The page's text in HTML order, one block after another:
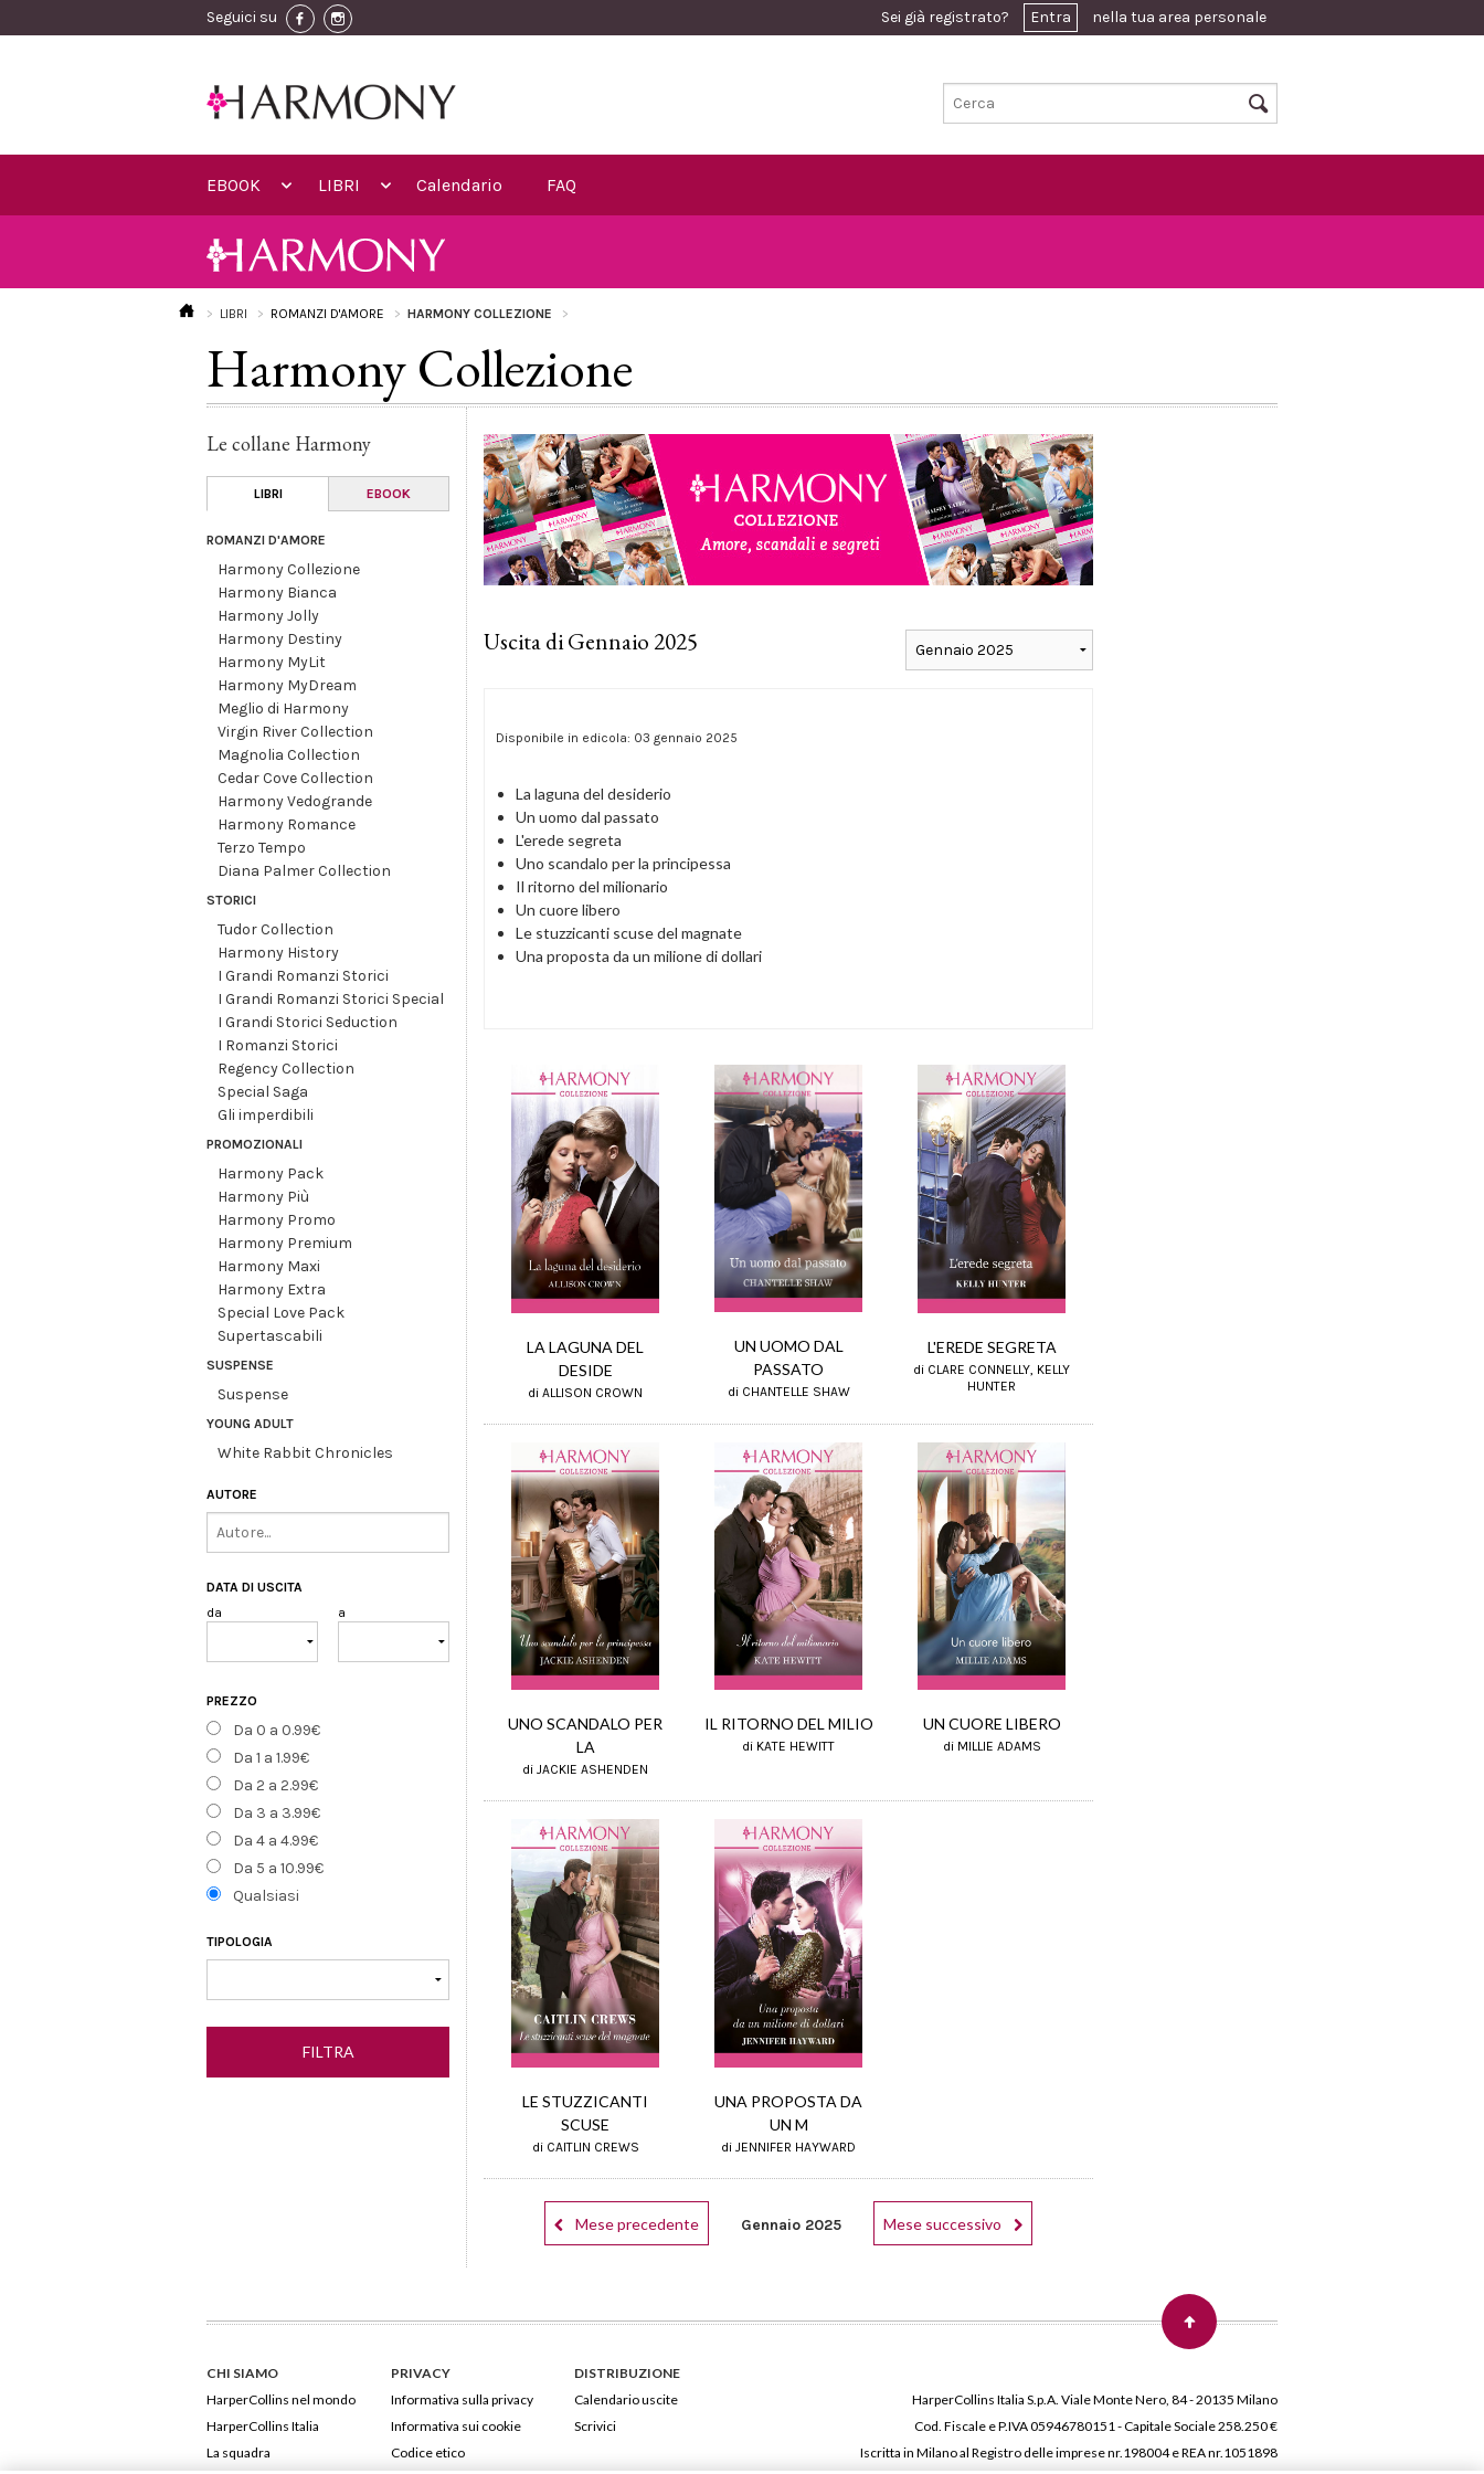
Seguici su Sei già registrato? Entra nella tua area personale
EBOOK LIBRI Calendario FAQ
LIBRI ROMANZI D'AMORE HARMONY COLLEZIONE
Harmony Collezione
Le collane Harmony
LIBRI EBOOK
ROMANZI D'AMORE
Harmony Collezione
Harmony Bianca
Harmony Jolly
Harmony Destiny
Harmony MyLit
Harmony MyDream
Meglio di Harmony
Virgin River Collection
Magnolia Collection
Cedar Cove Collection
Harmony Vedogrande
Harmony Romance
Terzo Tempo
Diana Palmer Collection
STORICI
Tudor Collection
Harmony History
I Grandi Romanzi Storici
I Grandi Romanzi Storici Special
I Grandi Storici Seduction
I Romanzi Storici
Regency Collection
Special Saga
Gli imperdibili
PROMOZIONALI
Harmony Pack
Harmony Più
Harmony Promo
Harmony Premium
Harmony Maxi
Harmony Extra
Special Love Pack
Supertascabili
SUSPENSE
Suspense
YOUNG ADULT
White Rabbit Chronicles
AUTORE
DATA DI USCITA
da
a
PREZZO
Da 0 a 0.99€
Da 1 a 1.99€
Da 2 a 2.99€
Da 3 a 3.99€
Da 4 a 4.99€
Da 5 a 10.99€
Qualsiasi
TIPOLOGIA
Uscita di Gennaio 2025
Disponibile in edicola: 03 gennaio 2025
La laguna del desiderio
Un uomo dal passato
L'erede segreta
Uno scandalo per la principessa
Il ritorno del milionario
Un cuore libero
Le stuzzicanti scuse del magnate
Una proposta da un milione di dollari
LA LAGUNA DEL
DESIDE
di ALLISON CROWN
UN UOMO DAL
PASSATO
di CHANTELLE SHAW
L'EREDE SEGRETA
di CLARE CONNELLY, KELLY
HUNTER
UNO SCANDALO PER
LA
di JACKIE ASHENDEN
IL RITORNO DEL MILIO
di KATE HEWITT
UN CUORE LIBERO
di MILLIE ADAMS
LE STUZZICANTI
SCUSE
di CAITLIN CREWS
UNA PROPOSTA DA
UN M
di JENNIFER HAYWARD
Mese precedente Gennaio 2025 Mese successivo
CHI SIAMO
HarperCollins nel mondo
HarperCollins Italia
La squadra
PRIVACY
Informativa sulla privacy
Informativa sui cookie
Codice etico
DISTRIBUZIONE
Calendario uscite
Scrivici
HarperCollins Italia S.p.A. Viale Monte Nero, 84 - 20135 Milano
Cod. Fiscale e P.IVA 05946780151 - Capitale Sociale 258.250 €
Iscritta in Milano al Registro delle imprese nr.198004 e REA nr.1051898